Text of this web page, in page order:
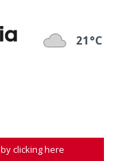
21°C
clicking here